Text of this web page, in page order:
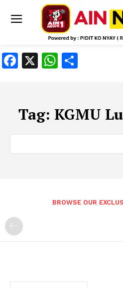
Facebook
X WhatsApp
Tag: KGMU
BROWSE OUR